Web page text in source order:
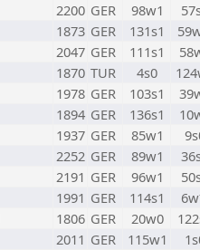
2200 GER 98w1
1873 GER 131s1
2047 GER 111s1
1870 TUR 4s0
1978 GER 103s1
1894 GER 136s1
1937 GER 85w1
2252 GER 89w1
2191 GER 96w1
1991 GER 114s1
1806 GER 20w0
2011 GER 115w1